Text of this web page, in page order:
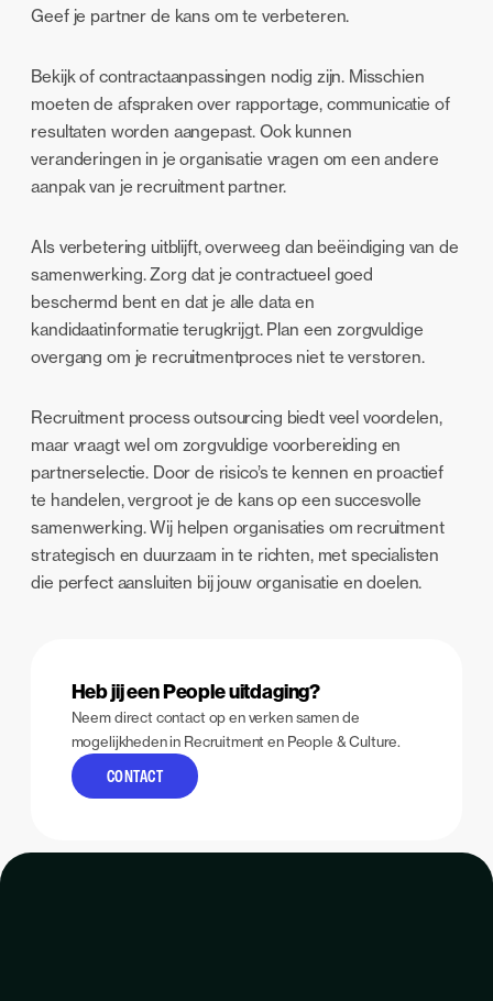
Geef je partner de kans om te verbeteren.
Bekijk of contractaanpassingen nodig zijn. Misschien
moeten de afspraken over rapportage, communicatie of
resultaten worden aangepast. Ook kunnen
veranderingen in je organisatie vragen om een andere
aanpak van je recruitment partner.
Als verbetering uitblijft, overweeg dan beëindiging van de
samenwerking. Zorg dat je contractueel goed
beschermd bent en dat je alle data en
kandidaatinformatie terugkrijgt. Plan een zorgvuldige
overgang om je recruitmentproces niet te verstoren.
Recruitment process outsourcing biedt veel voordelen,
maar vraagt wel om zorgvuldige voorbereiding en
partnerselectie. Door de risico’s te kennen en proactief
te handelen, vergroot je de kans op een succesvolle
samenwerking. Wij helpen organisaties om recruitment
strategisch en duurzaam in te richten, met specialisten
die perfect aansluiten bij jouw organisatie en doelen.
Heb jij een People uitdaging?
Neem direct contact op en verken samen de
mogelijkheden in Recruitment en People & Culture.
CONTACT